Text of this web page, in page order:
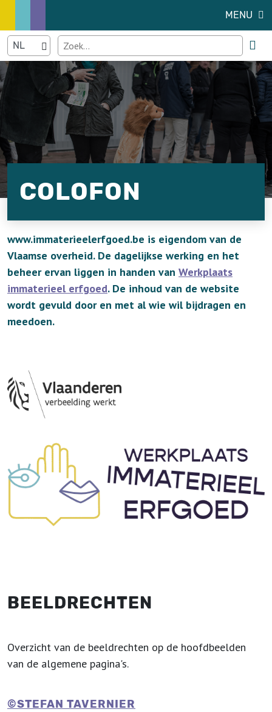
MENU
COLOFON
www.immaterieelerfgoed.be is eigendom van de
Vlaamse overheid. De dagelijkse werking en het
beheer ervan liggen in handen van Werkplaats
immaterieel erfgoed. De inhoud van de website
wordt gevuld door en met al wie wil bijdragen en
meedoen.
BEELDRECHTEN
Overzicht van de beeldrechten op de hoofdbeelden
van de algemene pagina's.
©STEFAN TAVERNIER